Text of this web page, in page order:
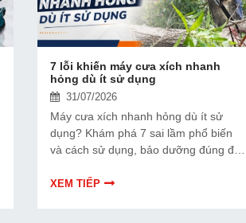
7 lỗi khiến máy cưa xích nhanh
hỏng dù ít sử dụng
31/07/2026
Máy cưa xích nhanh hỏng dù ít sử
dụng? Khám phá 7 sai lầm phổ biến
và cách sử dụng, bảo dưỡng đúng để
chữa.
XEM TIẾP